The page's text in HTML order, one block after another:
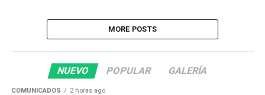
MORE POSTS
NUEVO POPULAR GALERÍA
COMUNICADOS 2 horas ago